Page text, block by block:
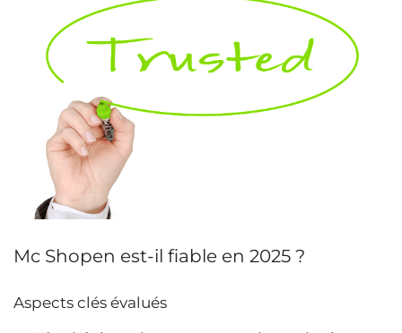
Mc Shopen est-il fiable en 2025 ?
Aspects clés évalués